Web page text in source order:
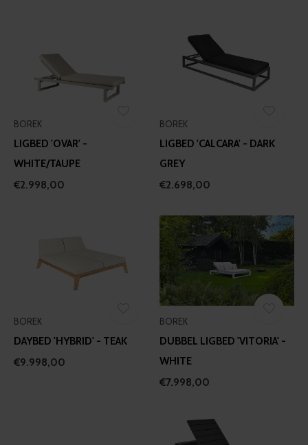
BOREK
LIGBED 'OVAR' -
WHITE/TAUPE
€2.998,00
BOREK
LIGBED 'CALCARA' - DARK
GREY
€2.698,00
BOREK
DAYBED 'HYBRID' - TEAK
€9.998,00
BOREK
DUBBEL LIGBED 'VITORIA' -
WHITE
€7.998,00